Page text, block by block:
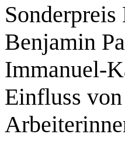
Benjamin
Immanuel-
Einfluss